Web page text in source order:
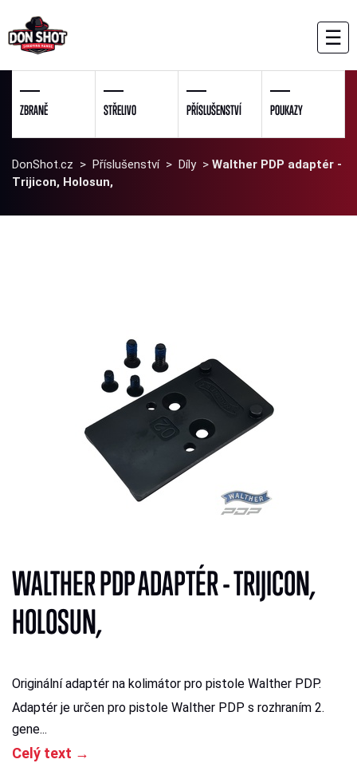
☰
ZBRANĚ STŘELIVO PŘÍSLUŠENSTVÍ POUKAZY
DonShot.cz > Příslušenství> Díly> Walther PDP adaptér -
Trijicon, Holosun,
WALTHER PDP ADAPTÉR - TRIJICON,
HOLOSUN,
Originální adaptér na kolimátor pro pistole Walther PDP.
Adaptér je určen pro pistole Walther PDP s rozhraním 2.
gene...
Celý text →